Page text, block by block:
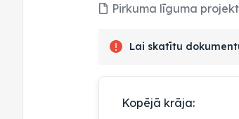
Pirkuma līguma
Lai skatītu
Kopējā krāja: